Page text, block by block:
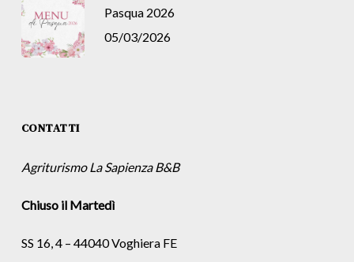
Pasqua 2026
05/03/2026
CONTATTI
Agriturismo La Sapienza B&B
Chiuso il Martedì
SS 16, 4 – 44040 Voghiera FE